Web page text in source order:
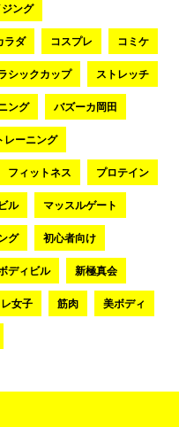
ング
ラダ コスプレ コミケ
シックカップ ストレッチ
ング バズーカ岡田
レーニング
フィットネス プロテイン
ル マッスルゲート
グ 初心者向け
ディビル 新極真会
女子 筋肉 美ボディ